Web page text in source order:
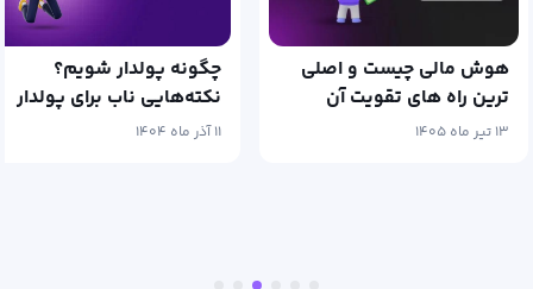
هوش مالی چیست و اصلی
ترین راه های تقویت آن
کدامند؟
۱۳ تیر ماه ۱۴۰۵
چگونه پولدار شویم؟
نکته‌هایی ناب برای پولدار
شدن
۱۱ آذر ماه ۱۴۰۴